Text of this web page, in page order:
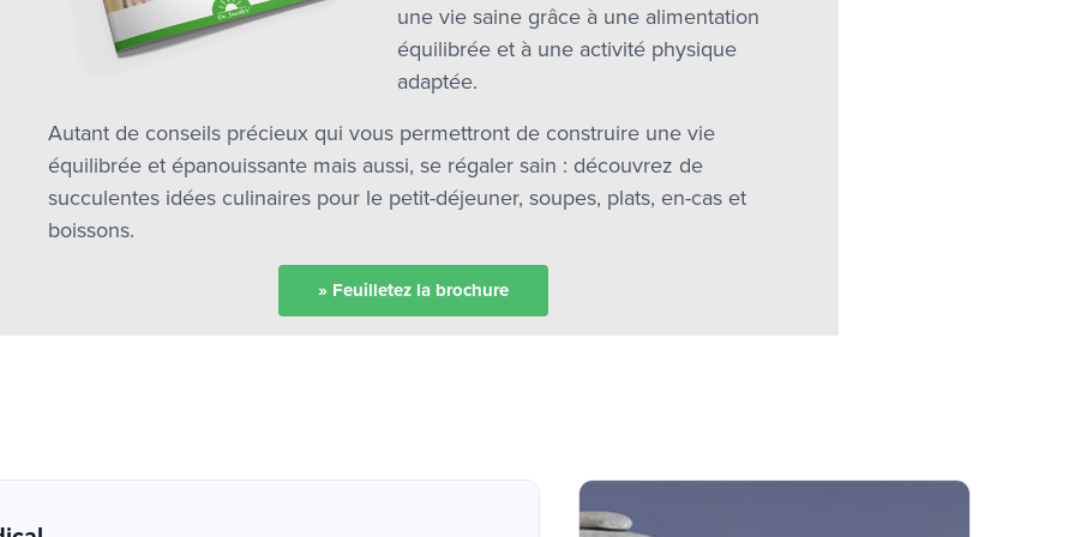
une vie saine grâce à une alimentation
équilibrée et à une activité physique
adaptée.
Autant de conseils précieux qui vous permettront de construire une vie
équilibrée et épanouissante mais aussi, se régaler sain : découvrez de
succulentes idées culinaires pour le petit-déjeuner, soupes, plats, en-cas et
boissons.
» Feuilletez la brochure